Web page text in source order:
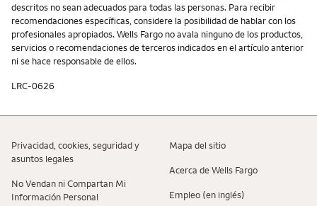
descritos no sean adecuados para todas las personas. Para recibir
recomendaciones específicas, considere la posibilidad de hablar con los
profesionales apropiados. Wells Fargo no avala ninguno de los productos,
servicios o recomendaciones de terceros indicados en el artículo anterior
ni se hace responsable de ellos.
LRC-0626
Privacidad, cookies, seguridad y
asuntos legales
No Vendan ni Compartan Mi
Información Personal
Mapa del sitio
Acerca de Wells Fargo
Empleo (en inglés)